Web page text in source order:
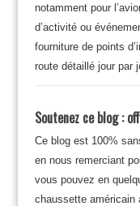
notamment pour
d’activité ou
fourniture de points
route détaillé jour par
Soutenez ce blog :
Ce blog est 100%
en nous remerciant
vous pouvez en
chaussette américain